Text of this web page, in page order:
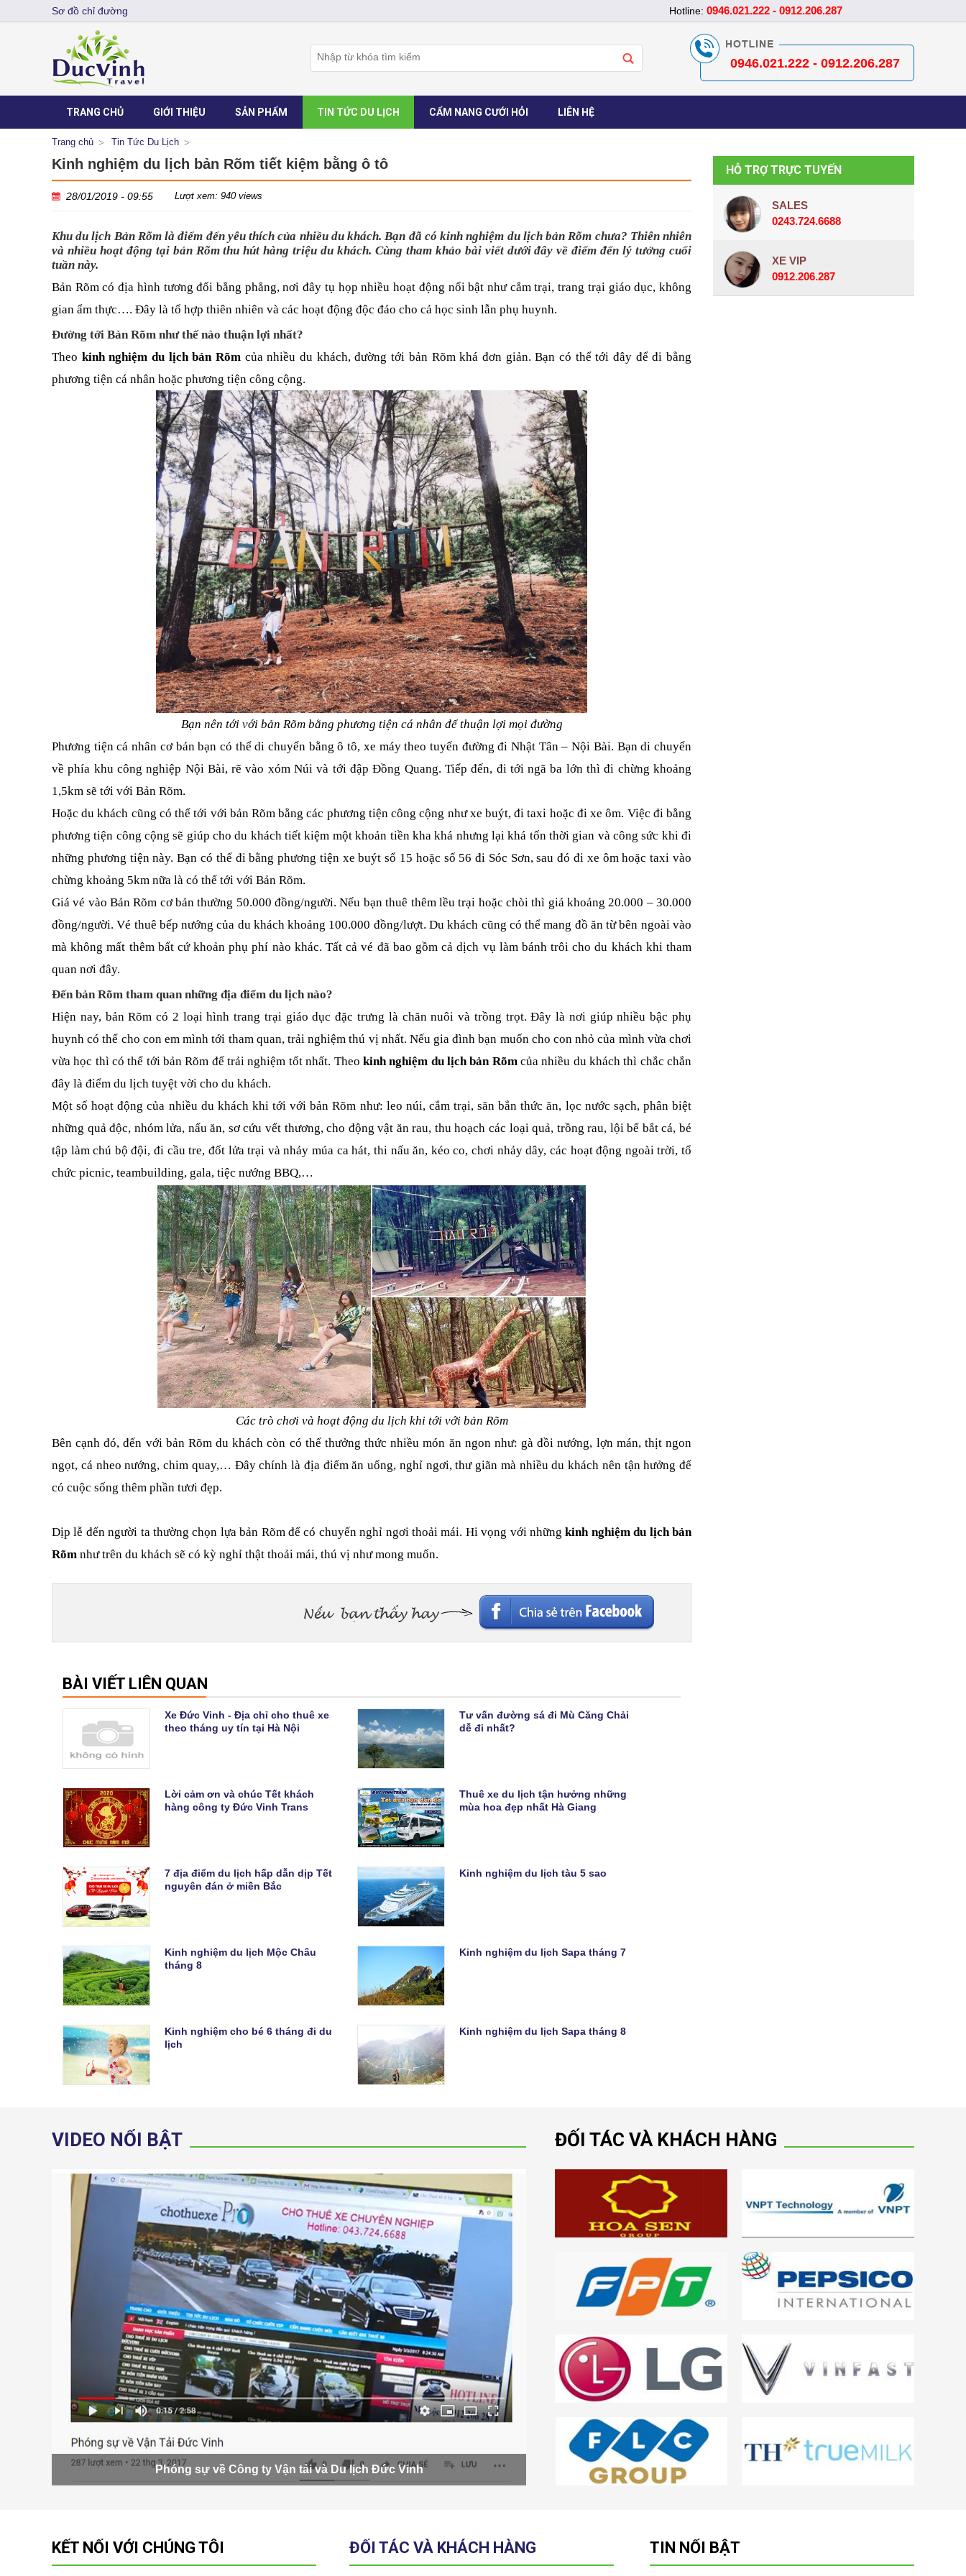
0946.021.222 - 0912.206.287
TRANG CHỦ GIỚI THIỆU SẢN PHẨM TIN TỨC DU LỊCH CẨM NANG CƯỚI HỎI LIÊN HỆ
Trang chủ Tin Tức Du Lịch
Kinh nghiệm du lịch bản Rõm tiết kiệm bằng ô tô
28/01/2019 - 09:55 Lượt xem: 940 views
Khu du lịch Bản Rõm là điểm đến yêu thích của nhiều du khách. Bạn đã có kinh nghiệm du lịch bản Rõm chưa? Thiên nhiên
và nhiều hoạt động tại bản Rõm thu hút hàng triệu du khách. Cùng tham khảo bài viết dưới đây về điểm đến lý tưởng cuối
tuần này.
Bản Rõm có địa hình tương đối bằng phẳng, nơi đây tụ họp nhiều hoạt động nổi bật như cắm trại, trang trại giáo dục, không
gian ẩm thực…. Đây là tổ hợp thiên nhiên và các hoạt động độc đáo cho cả học sinh lẫn phụ huynh.
Đường tới Bản Rõm như thế nào thuận lợi nhất?
Theo kinh nghiệm du lịch bản Rõm của nhiều du khách, đường tới bản Rõm khá đơn giản. Bạn có thể tới đây để đi bằng
phương tiện cá nhân hoặc phương tiện công cộng.
Bạn nên tới với bản Rõm bằng phương tiện cá nhân để thuận lợi mọi đường
Phương tiện cá nhân cơ bản bạn có thể di chuyển bằng ô tô, xe máy theo tuyến đường đi Nhật Tân – Nội Bài. Bạn di chuyển
về phía khu công nghiệp Nội Bài, rẽ vào xóm Núi và tới đập Đồng Quang. Tiếp đến, đi tới ngã ba lớn thì đi chừng khoảng
1,5km sẽ tới với Bản Rõm.
Hoặc du khách cũng có thể tới với bản Rõm bằng các phương tiện công cộng như xe buýt, đi taxi hoặc đi xe ôm. Việc đi bằng
phương tiện công cộng sẽ giúp cho du khách tiết kiệm một khoản tiền kha khá nhưng lại khá tốn thời gian và công sức khi đi
những phương tiện này. Bạn có thể đi bằng phương tiện xe buýt số 15 hoặc số 56 đi Sóc Sơn, sau đó đi xe ôm hoặc taxi vào
chừng khoảng 5km nữa là có thể tới với Bản Rõm.
Giá vé vào Bản Rõm cơ bản thường 50.000 đồng/người. Nếu bạn thuê thêm lều trại hoặc chòi thì giá khoảng 20.000 – 30.000
đồng/người. Vé thuê bếp nướng của du khách khoảng 100.000 đồng/lượt. Du khách cũng có thể mang đồ ăn từ bên ngoài vào
mà không mất thêm bất cứ khoản phụ phí nào khác. Tất cả vé đã bao gồm cả dịch vụ làm bánh trôi cho du khách khi tham
quan nơi đây.
Đến bản Rõm tham quan những địa điểm du lịch nào?
Hiện nay, bản Rõm có 2 loại hình trang trại giáo dục đặc trưng là chăn nuôi và trồng trọt. Đây là nơi giúp nhiều bậc phụ
huynh có thể cho con em mình tới tham quan, trải nghiệm thú vị nhất. Nếu gia đình bạn muốn cho con nhỏ của mình vừa chơi
vừa học thì có thể tới bản Rõm để trải nghiệm tốt nhất. Theo kinh nghiệm du lịch bản Rõm của nhiều du khách thì chắc chắn
đây là điểm du lịch tuyệt vời cho du khách.
Một số hoạt động của nhiều du khách khi tới với bản Rõm như: leo núi, cắm trại, săn bắn thức ăn, lọc nước sạch, phân biệt
những quả độc, nhóm lửa, nấu ăn, sơ cứu vết thương, cho động vật ăn rau, thu hoạch các loại quả, trồng rau, lội bể bắt cá, bé
tập làm chú bộ đội, đi cầu tre, đốt lửa trại và nhảy múa ca hát, thi nấu ăn, kéo co, chơi nhảy dây, các hoạt động ngoài trời, tổ
chức picnic, teambuilding, gala, tiệc nướng BBQ,…
Các trò chơi và hoạt động du lịch khi tới với bản Rõm
Bên cạnh đó, đến với bản Rõm du khách còn có thể thưởng thức nhiều món ăn ngon như: gà đồi nướng, lợn mán, thịt ngon
ngọt, cá nheo nướng, chim quay,… Đây chính là địa điểm ăn uống, nghỉ ngơi, thư giãn mà nhiều du khách nên tận hưởng để
có cuộc sống thêm phần tươi đẹp.
Dịp lễ đến người ta thường chọn lựa bản Rõm để có chuyến nghỉ ngơi thoải mái. Hi vọng với những kinh nghiệm du lịch bản
Rõm như trên du khách sẽ có kỳ nghỉ thật thoải mái, thú vị như mong muốn.
BÀI VIẾT LIÊN QUAN
Xe Đức Vinh - Địa chỉ cho thuê xe
theo tháng uy tín tại Hà Nội
Tư vấn đường sá đi Mù Căng Chải
dễ đi nhất?
Lời cảm ơn và chúc Tết khách
hàng công ty Đức Vinh Trans
Thuê xe du lịch tận hưởng những
mùa hoa đẹp nhất Hà Giang
7 địa điểm du lịch hấp dẫn dịp Tết
nguyên đán ở miền Bắc
Kinh nghiệm du lịch tàu 5 sao
Kinh nghiệm du lịch Mộc Châu
tháng 8
Kinh nghiệm du lịch Sapa tháng 7
Kinh nghiệm cho bé 6 tháng đi du
lịch
Kinh nghiệm du lịch Sapa tháng 8
HỖ TRỢ TRỰC TUYẾN
SALES
0243.724.6688
XE VIP
0912.206.287
VIDEO NỔI BẬT
Phóng sự về Công ty Vận tải và Du lịch Đức Vinh
ĐỐI TÁC VÀ KHÁCH HÀNG
TIN NỔI BẬT
KẾT NỐI VỚI CHÚNG TÔI ĐỐI TÁC VÀ KHÁCH HÀNG
Hotline: 0946.021.222 - 0912.206.287
Sơ đồ chỉ đường